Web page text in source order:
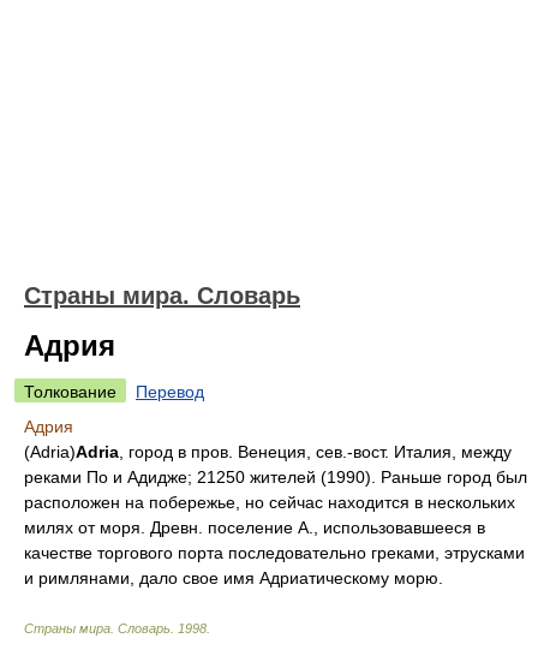
Страны мира. Словарь
Адрия
Толкование
Перевод
Адрия
(Adria)Adria , город в пров. Венеция, сев.-вост. Италия, между
реками По и Адидже; 21250 жителей (1990). Раньше город был
расположен на побережье, но сейчас находится в нескольких
милях от моря. Древн. поселение А., использовавшееся в
качестве торгового порта последовательно греками, этрусками
и римлянами, дало свое имя Адриатическому морю.
Страны мира. Словарь 1998